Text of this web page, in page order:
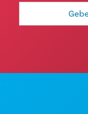
E-
Adresse